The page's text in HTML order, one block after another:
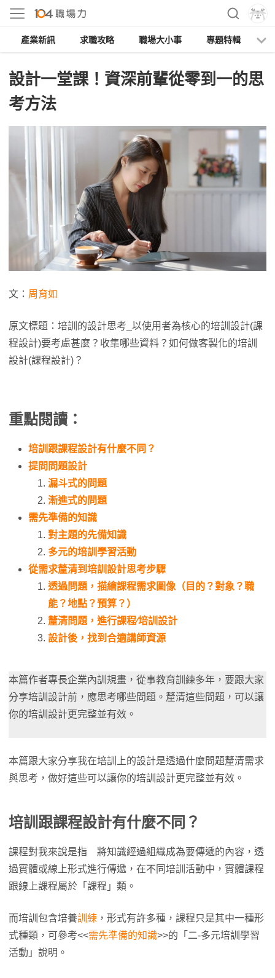
產業新訊 求職攻略 職場大小事 專題特輯
設計一堂課！資深前輩從零到一的思
考方法
文： 周育如
原文標題：培訓的設計思考_以使用者為核心的培訓設計(課
程設計)要考慮甚麼？收集哪些資料？如何做客製化的培訓
設計(課程設計)？
重點閱讀：
培訓跟課程設計有什麼不同？
提問問題設計
漏斗式的問題
漸進式的問題
需先準備的知識
對主題的先備知識
多元的培訓學習活動
從需求釐清到培訓設計思考步驟
透過問題，描繪課程需求圖像（目的？對象？職
能？地點？預算？）
釐清問題，進行課程∕培訓設計
設計後，找到合適講師資源
本篇作者專長企業內訓規畫，從事教育訓練多年，要跟大家
分享培訓設計前，應思考哪些問題。釐清這些問題，可以讓
你的培訓設計更完整並有效。
本篇跟大家分享我在培訓上的設計是透過什麼問題釐清需求
與思考，做好這些可以讓你的培訓設計更完整並有效。
培訓跟課程設計有什麼不同？
課程對我來說是指 將知識經過組織成為要傳遞的內容，透
過實體或線上形式進行傳遞，在不同培訓活動中，實體課程
跟線上課程屬於「課程」類。
而培訓包含培養訓練 ，形式有許多種，課程只是其中一種形
式種類，可參考<<需先準備的知識>>的「二-多元培訓學習
活動」說明。